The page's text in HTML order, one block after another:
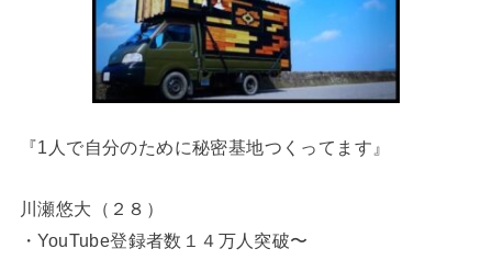
『1人で自分のために秘密基地つくってます』
川瀬悠大（２８）
・YouTube登録者数１４万人突破〜